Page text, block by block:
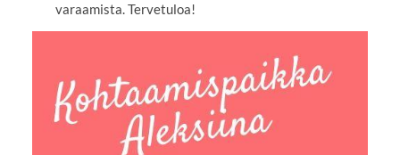
varaamista. Tervetuloa!